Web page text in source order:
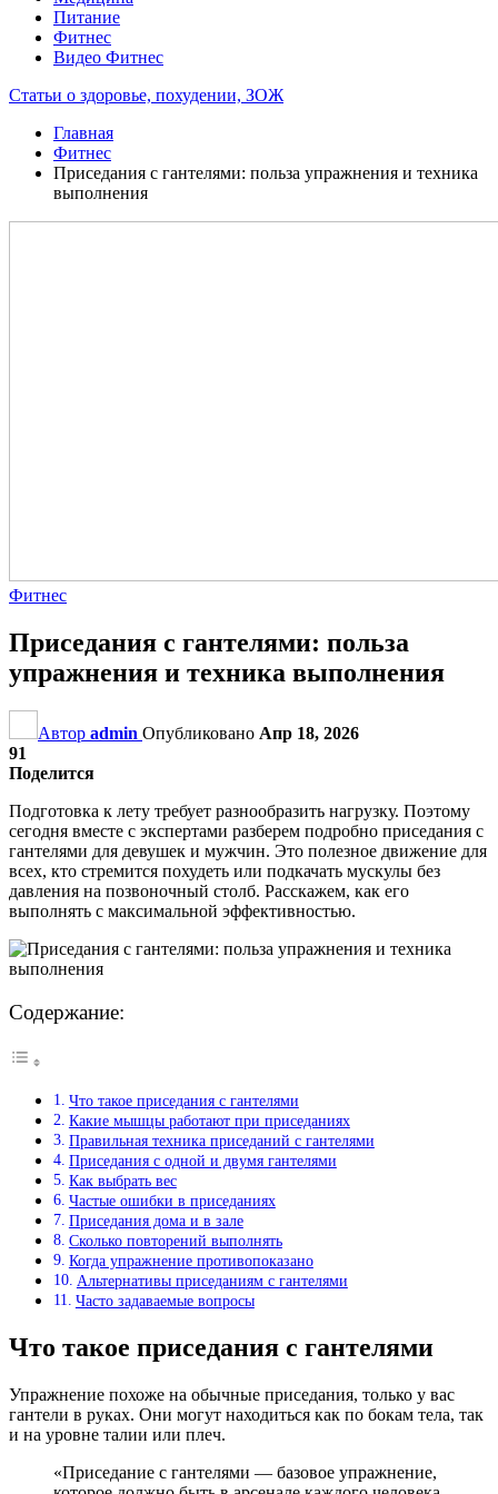
Питание
Фитнес
Видео Фитнес
Статьи о здоровье, похудении, ЗОЖ
Главная
Фитнес
Приседания с гантелями: польза упражнения и техника
выполнения
Фитнес
Приседания с гантелями: польза
упражнения и техника выполнения
Автор admin Опубликовано Апр 18, 2026
91
Поделится
Подготовка к лету требует разнообразить нагрузку. Поэтому
сегодня вместе с экспертами разберем подробно приседания с
гантелями для девушек и мужчин. Это полезное движение для
всех, кто стремится похудеть или подкачать мускулы без
давления на позвоночный столб. Расскажем, как его
выполнять с максимальной эффективностью.
Содержание:
Что такое приседания с гантелями
Какие мышцы работают при приседаниях
Правильная техника приседаний с гантелями
Приседания с одной и двумя гантелями
Как выбрать вес
Частые ошибки в приседаниях
Приседания дома и в зале
Сколько повторений выполнять
Когда упражнение противопоказано
Альтернативы приседаниям с гантелями
Часто задаваемые вопросы
Что такое приседания с гантелями
Упражнение похоже на обычные приседания, только у вас
гантели в руках. Они могут находиться как по бокам тела, так
и на уровне талии или плеч.
«Приседание с гантелями — базовое упражнение,